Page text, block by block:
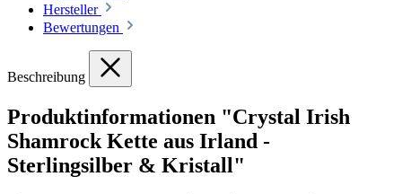
Hersteller
Bewertungen
Beschreibung
Produktinformationen "Crystal Irish
Shamrock Kette aus Irland -
Sterlingsilber & Kristall"